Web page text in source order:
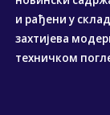
и рађени у
захтијева
техничком